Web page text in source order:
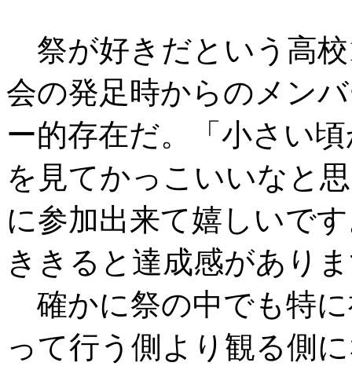
祭が好きだという高
会の発足時からのメン
ー的存在だ。「小さい
を見てかっこいいなと
に参加出来て嬉しいで
ききると達成感があり
確かに祭の中でも特
って行う側より観る側